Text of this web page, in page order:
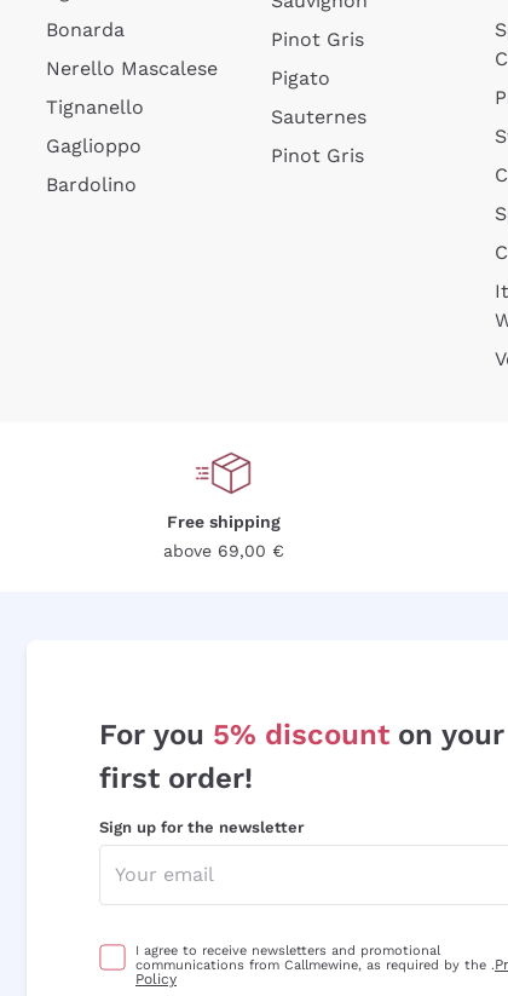
Bonarda
Nerello Mascalese
Tignanello
Gaglioppo
Bardolino
Pinot Gris
Pigato
Sauternes
Pinot Gris
Free shipping
above 69,00 €
For you 5% discount on your
first order!
Sign up for the newsletter
I agree to receive newsletters and promotional
communications from Callmewine, as required by the .
Policy